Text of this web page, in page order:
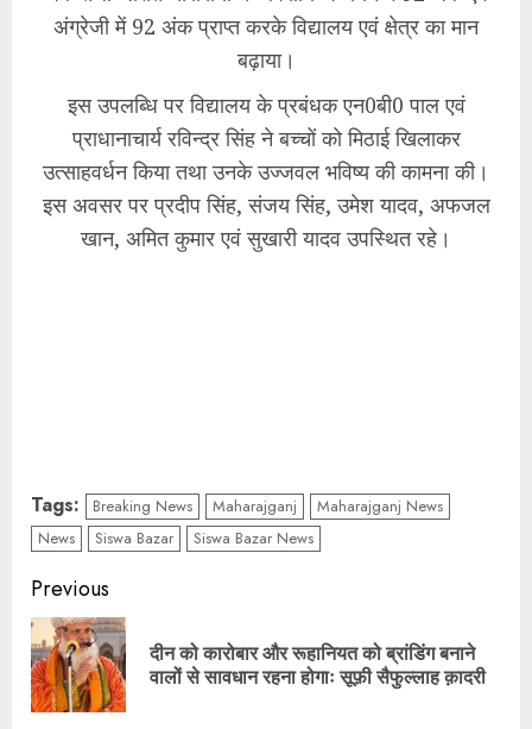
अंग्रेजी में 92 अंक प्राप्त करके विद्यालय एवं क्षेत्र का मान
बढ़ाया।
इस उपलब्धि पर विद्यालय के प्रबंधक एन0बी0 पाल एवं
प्राधानाचार्य रविन्द्र सिंह ने बच्चों को मिठाई खिलाकर
उत्साहवर्धन किया तथा उनके उज्जवल भविष्य की कामना की।
इस अवसर पर प्रदीप सिंह, संजय सिंह, उमेश यादव, अफजल
खान, अमित कुमार एवं सुखारी यादव उपस्थित रहे।
Tags: Breaking News Maharajganj
Maharajganj News
News
Siswa Bazar Siswa Bazar News
Continue
Reading
Previous
दीन को कारोबार और रूहानियत को ब्रांडिंग बनाने
वालों से सावधान रहना होगाः सूफ़ी सैफुल्लाह क़ादरी